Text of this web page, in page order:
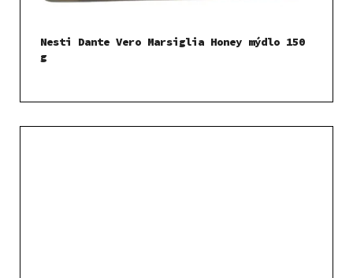
Nesti Dante Vero Marsiglia Honey mýdlo 150
g